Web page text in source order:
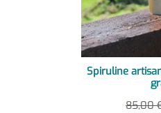
Spiruline
85,00